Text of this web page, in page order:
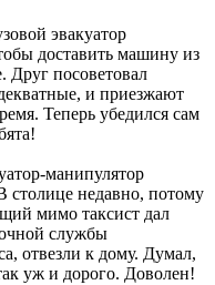
эвакуатор
доставить машину из
посоветовал
и приезжают
Теперь убедился сам
манипулятор
столице недавно, потому
мимо таксист дал
службы
отвезли к дому. Думал,
уж и дорого. Доволен!